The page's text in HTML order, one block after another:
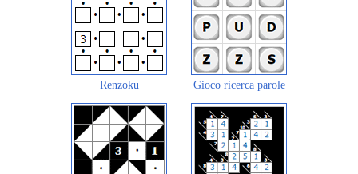
Renzoku Gioco ricerca parole